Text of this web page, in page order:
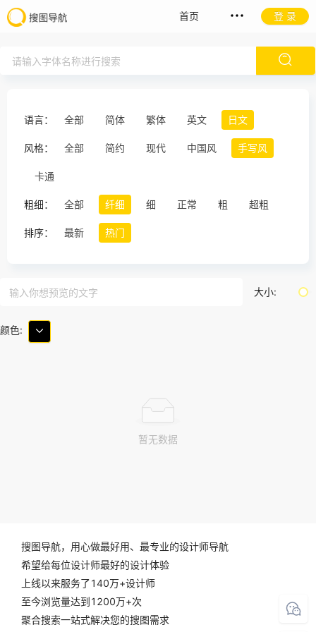
首页 登 录
语言： 全部 简体 繁体 英文 日文
风格： 全部 简约 现代 中国风 手写风
卡通
粗细： 全部 纤细 细 正常 粗 超粗
排序： 最新 热门
大小:
颜色:
暂无数据
搜图导航，用心做最好用、最专业的设计师导航
希望给每位设计师最好的设计体验
上线以来服务了140万+设计师
至今浏览量达到1200万+次
聚合搜索一站式解决您的搜图需求